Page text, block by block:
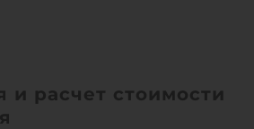
и расчет стоимости